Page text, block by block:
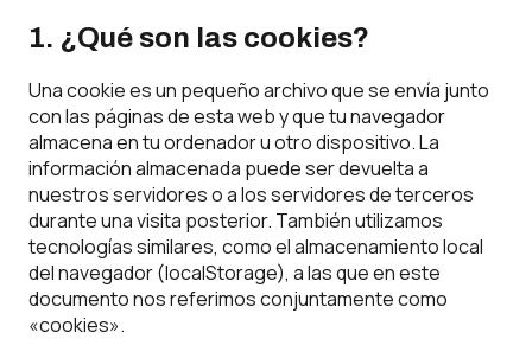
1. ¿Qué son las cookies?
Una cookie es un pequeño archivo que se envía junto
con las páginas de esta web y que tu navegador
almacena en tu ordenador u otro dispositivo. La
información almacenada puede ser devuelta a
nuestros servidores o a los servidores de terceros
durante una visita posterior. También utilizamos
tecnologías similares, como el almacenamiento local
del navegador (localStorage), a las que en este
documento nos referimos conjuntamente como
«cookies».